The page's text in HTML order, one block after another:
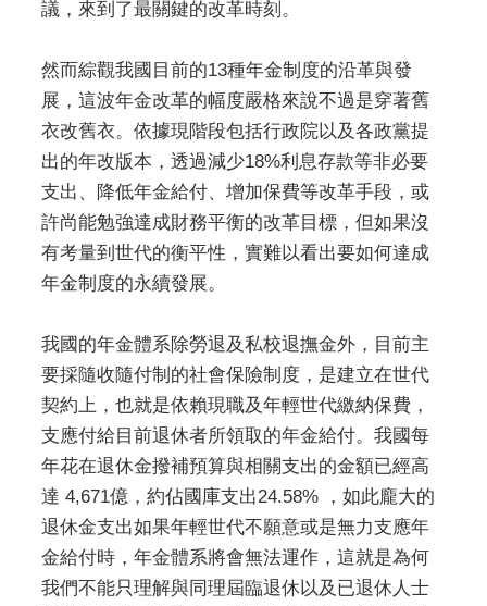
議，來到了最關鍵的改革時刻。
然而綜觀我國目前的13種年金制度的沿革與發
展，這波年金改革的幅度嚴格來說不過是穿著舊
衣改舊衣。依據現階段包括行政院以及各政黨提
出的年改版本，透過減少18%利息存款等非必要
支出、降低年金給付、增加保費等改革手段，或
許尚能勉強達成財務平衡的改革目標，但如果沒
有考量到世代的衡平性，實難以看出要如何達成
年金制度的永續發展。
我國的年金體系除勞退及私校退撫金外，目前主
要採隨收隨付制的社會保險制度，是建立在世代
契約上，也就是依賴現職及年輕世代繳納保費，
支應付給目前退休者所領取的年金給付。我國每
年花在退休金撥補預算與相關支出的金額已經高
達 4,671億，約佔國庫支出24.58% ，如此龐大的
退休金支出如果年輕世代不願意或是無力支應年
金給付時，年金體系將會無法運作，這就是為何
我們不能只理解與同理屆臨退休以及已退休人士